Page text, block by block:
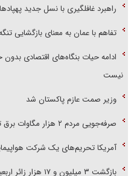
راهبرد غافلگیری با نسل جدید پهپاد‌ها
تفاهم با عمان به معنای بازگشایی
ادامه حیات بنگاه‌های اقتصادی
نیست
وزیر صمت عازم پاکستان شد
صرفه‌جویی مردم ۲ هزار مگاوات برق تولید کرد
آمریکا تحریم‌های یک شرکت
بازگشت ۳ میلیون و ۱۷ هزار زائر اربعین به کشور